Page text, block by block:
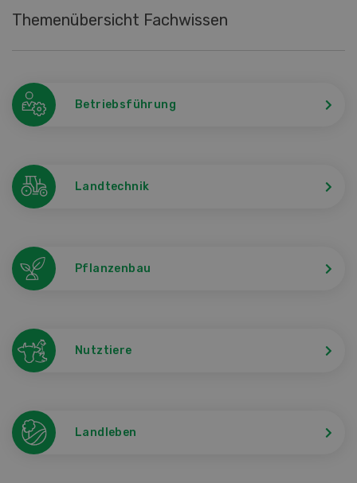
Themenübersicht Fachwissen
Betriebsführung
Landtechnik
Pflanzenbau
Nutztiere
Landleben